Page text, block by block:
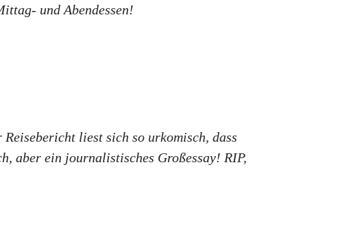
und Abendessen!
liest sich so urkomisch, dass
aber ein journalistisches Großessay! RIP,